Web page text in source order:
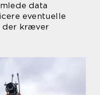
data
eventuelle
der kræver